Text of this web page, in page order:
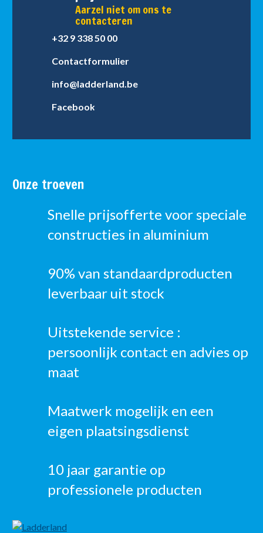
Aarzel niet om ons te
contacteren
+32 9 338 50 00
Contactformulier
info@ladderland.be
Facebook
Onze troeven
Snelle prijsofferte voor speciale
constructies in aluminium
90% van standaardproducten
leverbaar uit stock
Uitstekende service :
persoonlijk contact en advies op
maat
Maatwerk mogelijk en een
eigen plaatsingsdienst
10 jaar garantie op
professionele producten